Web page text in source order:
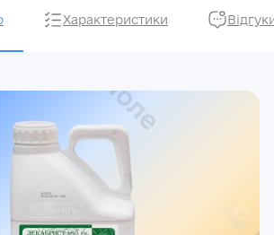
Характеристики